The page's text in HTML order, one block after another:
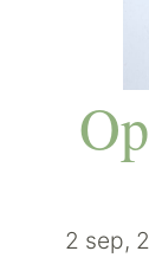
2 sep,